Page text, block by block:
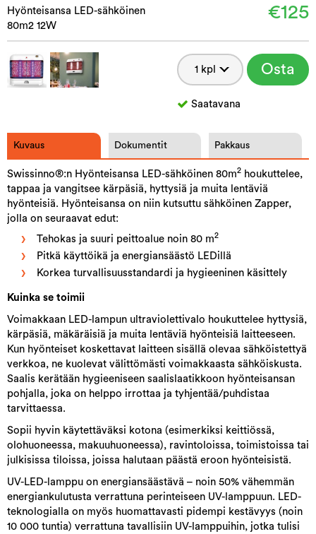
Hyönteisansa LED-sähköinen
80m2 12W
€125
Osta
Saatavana
Kuvaus Dokumentit Pakkaus
Swissinno®:n Hyönteisansa LED-sähköinen 80m2 houkuttelee,
tappaa ja vangitsee kärpäsiä, hyttysiä ja muita lentäviä
hyönteisiä. Hyönteisansa on niin kutsuttu sähköinen Zapper,
jolla on seuraavat edut:
Tehokas ja suuri peittoalue noin 80 m2
Pitkä käyttöikä ja energiansäästö LEDillä
Korkea turvallisuusstandardi ja hygieeninen käsittely
Kuinka se toimii
Voimakkaan LED-lampun ultraviolettivalo houkuttelee hyttysiä,
kärpäsiä, mäkäräisiä ja muita lentäviä hyönteisiä laitteeseen.
Kun hyönteiset koskettavat laitteen sisällä olevaa sähköistettyä
verkkoa, ne kuolevat välittömästi voimakkaasta sähköiskusta.
Saalis kerätään hygieeniseen saalislaatikkoon hyönteisansan
pohjalla, joka on helppo irrottaa ja tyhjentää/puhdistaa
tarvittaessa.
Sopii hyvin käytettäväksi kotona (esimerkiksi keittiössä,
olohuoneessa, makuuhuoneessa), ravintoloissa, toimistoissa tai
julkisissa tiloissa, joissa halutaan päästä eroon hyönteisistä.
UV-LED-lamppu on energiansäästävä – noin 50% vähemmän
energiankulutusta verrattuna perinteiseen UV-lamppuun. LED-
teknologialla on myös huomattavasti pidempi kestävyys (noin
10 000 tuntia) verrattuna tavallisiin UV-lamppuihin, jotka tulisi